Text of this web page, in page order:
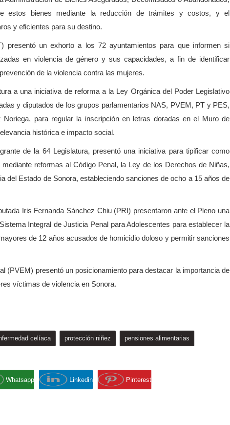
estos bienes mediante la reducción de trámites y costos, y el
y eficientes para su destino.
presentó un exhorto a los 72 ayuntamientos para que informen si
en violencia de género y sus capacidades, a fin de identificar
de la violencia contra las mujeres.
a una iniciativa de reforma a la Ley Orgánica del Poder Legislativo
y diputados de los grupos parlamentarios NAS, PVEM, PT y PES,
para regular la inscripción en letras doradas en el Muro de
histórica e impacto social.
de la 64 Legislatura, presentó una iniciativa para tipificar como
reformas al Código Penal, la Ley de los Derechos de Niñas,
del Estado de Sonora, estableciendo sanciones de ocho a 15 años de
Iris Fernanda Sánchez Chiu (PRI) presentaron ante el Pleno una
Integral de Justicia Penal para Adolescentes para establecer la
de 12 años acusados de homicidio doloso y permitir sanciones
(PVEM) presentó un posicionamiento para destacar la importancia de
víctimas de violencia en Sonora.
celíaca protección niñez pensiones alimentarias
Whatsapp Linkedin Pinterest